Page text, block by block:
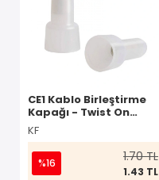
CE1 Kablo Birleştirme
Kapağı - Twist On
Konnektör
KF
%16 1.70 TL
1.43 TL